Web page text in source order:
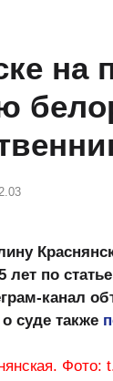
на
лет по
канал
суде также